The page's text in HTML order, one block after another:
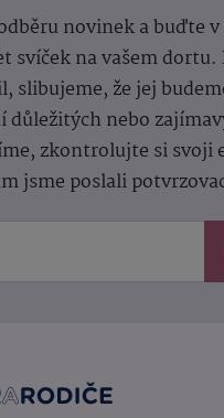
novinek a buďte v
svíček na vašem
slibujeme, že jej
důležitých nebo
zkontrolujte si svoji
jsme poslali